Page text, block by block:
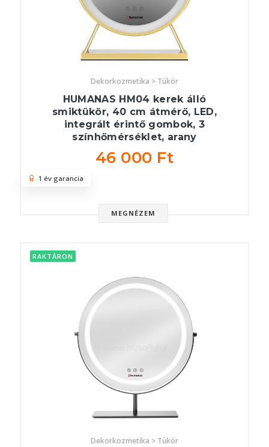
Dekorkozmetika > Tükör
HUMANAS HM04 kerek álló
smiktükör, 40 cm átmérő, LED,
integrált érintő gombok, 3
színhőmérséklet, arany
46 000 Ft
MEGNÉZEM
1 év garancia
RAKTÁRON
Dekorkozmetika > Tükör